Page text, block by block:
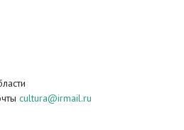
cultura@irmail.ru